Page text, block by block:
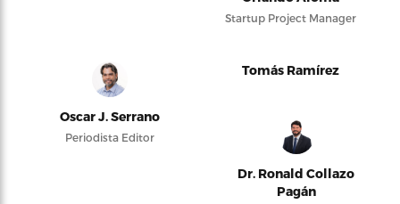
Startup Project Manager
Oscar J. Serrano
Periodista Editor
Tomás Ramírez
Dr. Ronald Collazo
Pagán